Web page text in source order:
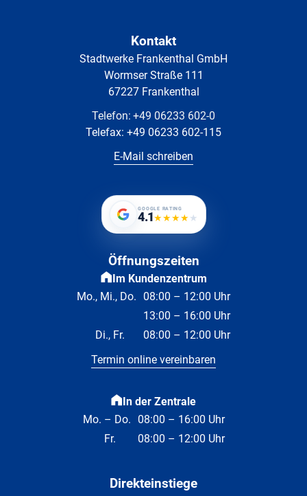
Kontakt
Stadtwerke Frankenthal GmbH
Wormser Straße 111
67227 Frankenthal
Telefon: +49 06233 602-0
Telefax: +49 06233 602-115
E-Mail schreiben
GOOGLE RATING
4.1★★★★★
Öffnungszeiten
Im Kundenzentrum
Mo., Mi., Do. 08:00 – 12:00 Uhr
13:00 – 16:00 Uhr
Di., Fr.
08:00 – 12:00 Uhr
Termin online vereinbaren
In der Zentrale
Mo. – Do. 08:00 – 16:00 Uhr
Fr.
08:00 – 12:00 Uhr
Direkteinstiege